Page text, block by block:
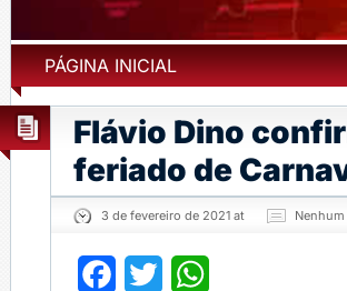
PÁGINA INICIAL
Flávio Dino
feriado de
3 de fevereiro de 2021 at
Facebook
Twitter